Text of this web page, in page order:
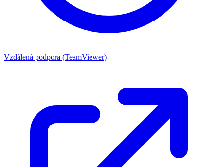
Vzdálená podpora (TeamViewer)